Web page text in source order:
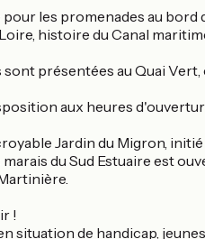
les promenades au
histoire du Canal
sont présentées au Quai
aux heures
Jardin du Migron,
marais du Sud Estuaire est
!
situation de handicap,